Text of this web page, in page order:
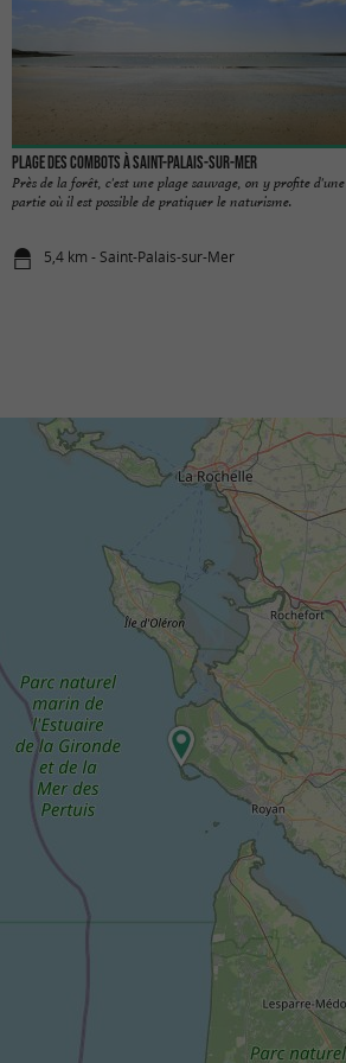
Plage des Combots à Saint-Palais-sur-Mer
Près de la forêt, c'est une plage sauvage, on y profite d'une
partie où il est possible de pratiquer le naturisme.
5,4 km - Saint-Palais-sur-Mer